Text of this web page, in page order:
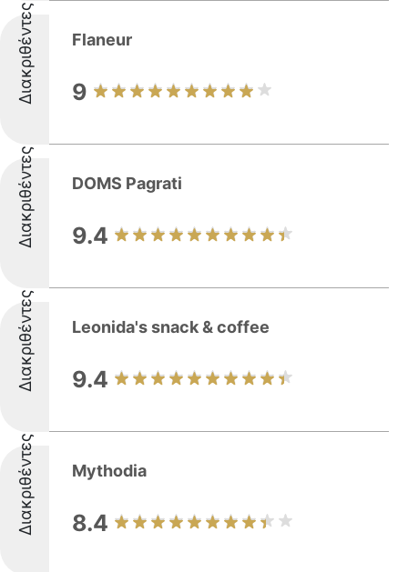
Διακριθέντες Flaneur
9
Διακριθέντες DOMS Pagrati
9.4
Διακριθέντες Leonida's snack & coffee
9.4
Διακριθέντες Mythodia
8.4